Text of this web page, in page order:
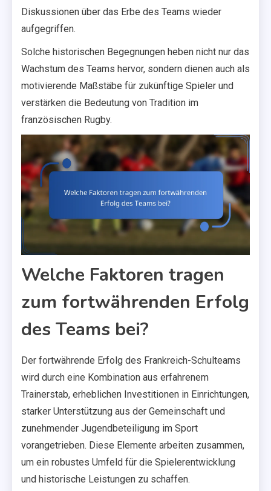
Diskussionen über das Erbe des Teams wieder
aufgegriffen.
Solche historischen Begegnungen heben nicht nur das
Wachstum des Teams hervor, sondern dienen auch als
motivierende Maßstäbe für zukünftige Spieler und
verstärken die Bedeutung von Tradition im
französischen Rugby.
Welche Faktoren tragen
zum fortwährenden Erfolg
des Teams bei?
Der fortwährende Erfolg des Frankreich-Schulteams
wird durch eine Kombination aus erfahrenem
Trainerstab, erheblichen Investitionen in Einrichtungen,
starker Unterstützung aus der Gemeinschaft und
zunehmender Jugendbeteiligung im Sport
vorangetrieben. Diese Elemente arbeiten zusammen,
um ein robustes Umfeld für die Spielerentwicklung
und historische Leistungen zu schaffen.